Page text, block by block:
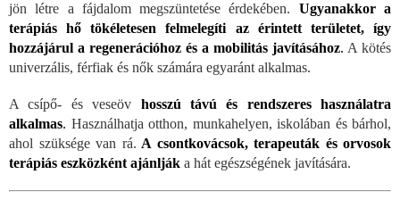
jön létre a fájdalom megszüntetése érdekében. Ugyanakkor a
terápiás hő tökéletesen felmelegíti az érintett területet, így
hozzájárul a regenerációhoz és a mobilitás javításához. A kötés
univerzális, férfiak és nők számára egyaránt alkalmas.
A csípő- és veseöv hosszú távú és rendszeres használatra
alkalmas. Használhatja otthon, munkahelyen, iskolában és bárhol,
ahol szüksége van rá. A csontkovácsok, terapeuták és orvosok
terápiás eszközként ajánlják a hát egészségének javítására.